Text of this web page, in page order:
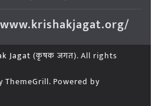
Jagat (कृषक जगत). All rights
ThemeGrill. Powered by